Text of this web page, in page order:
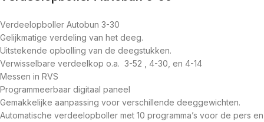
Verdeelopboller Autobun 3-30
Gelijkmatige verdeling van het deeg.
Uitstekende opbolling van de deegstukken.
Verwisselbare verdeelkop o.a. 3-52 , 4-30, en 4-14
Messen in RVS
Programmeerbaar digitaal paneel
Gemakkelijke aanpassing voor verschillende deeggewichten.
Automatische verdeelopboller met 10 programma’s voor de pers en